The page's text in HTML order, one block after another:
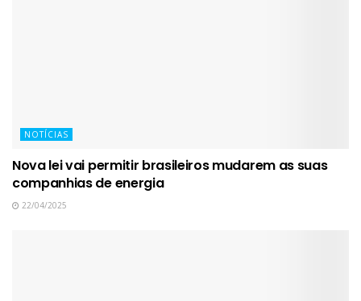
NOTÍCIAS
Nova lei vai permitir brasileiros mudarem as suas
companhias de energia
22/04/2025